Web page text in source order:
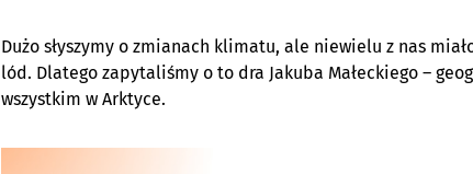
Dużo słyszymy o zmianach klimatu, ale niewielu z nas
lód. Dlatego zapytaliśmy o to dra Jakuba Małeckiego –
wszystkim w Arktyce.